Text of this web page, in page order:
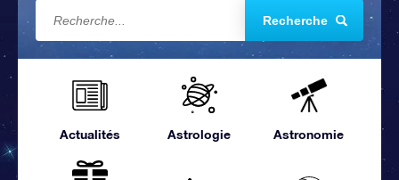
Recherche
Actualités Astrologie Astronomie